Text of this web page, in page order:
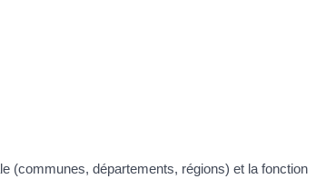
(communes, départements, régions) et la fonction